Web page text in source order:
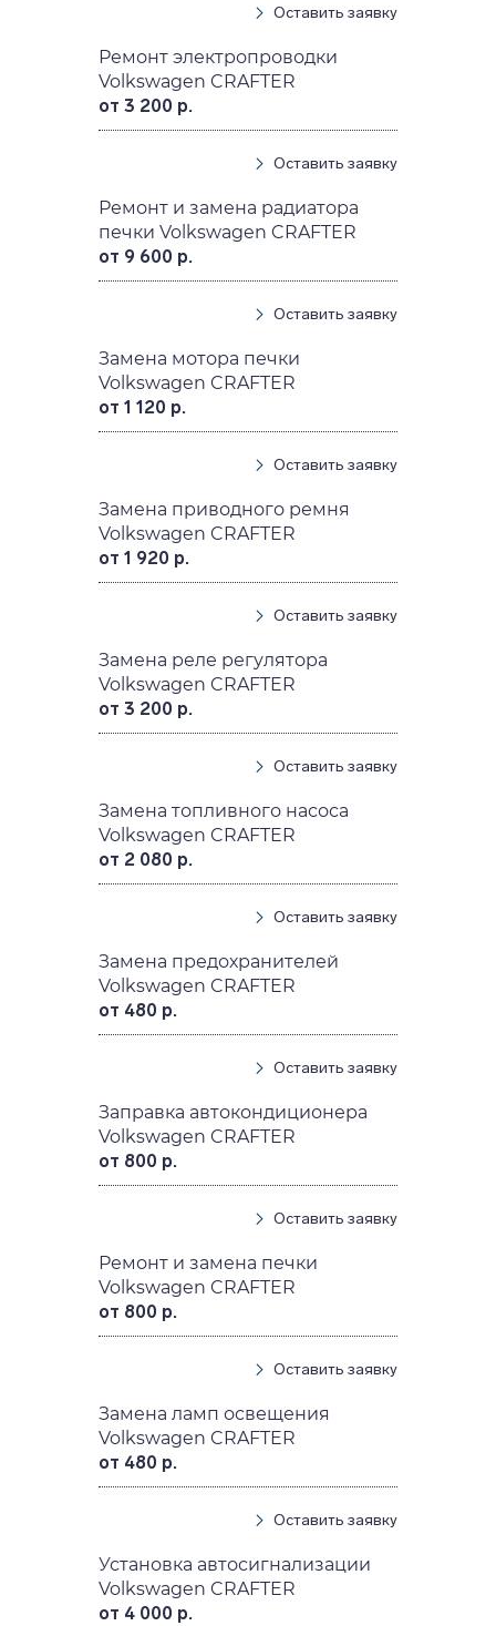
Оставить заявку
Ремонт электропроводки
Volkswagen CRAFTER
от 3 200 р.
Оставить заявку
Ремонт и замена радиатора
печки Volkswagen CRAFTER
от 9 600 р.
Оставить заявку
Замена мотора печки
Volkswagen CRAFTER
от 1 120 р.
Оставить заявку
Замена приводного ремня
Volkswagen CRAFTER
от 1 920 р.
Оставить заявку
Замена реле регулятора
Volkswagen CRAFTER
от 3 200 р.
Оставить заявку
Замена топливного насоса
Volkswagen CRAFTER
от 2 080 р.
Оставить заявку
Замена предохранителей
Volkswagen CRAFTER
от 480 р.
Оставить заявку
Заправка автокондиционера
Volkswagen CRAFTER
от 800 р.
Оставить заявку
Ремонт и замена печки
Volkswagen CRAFTER
от 800 р.
Оставить заявку
Замена ламп освещения
Volkswagen CRAFTER
от 480 р.
Оставить заявку
Установка автосигнализации
Volkswagen CRAFTER
от 4 000 р.